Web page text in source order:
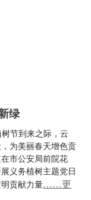
绿
节到来之际，云
为美丽春天增色贡
市公安局前院花
义务植树主题党日
贡献力量……更